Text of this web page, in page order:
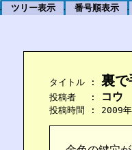
. ツリー表示 . 番号順表示 .
    タイトル :
裏で
    投稿者　 :
コウ
投稿時間 : 2009